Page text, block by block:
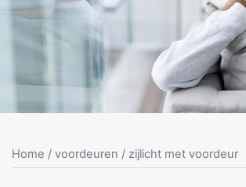
Home / voordeuren / zijlicht met voordeur